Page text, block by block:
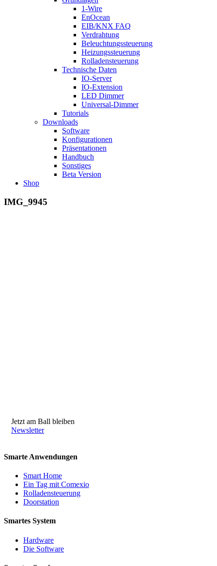
1-Wire
EnOcean
EIB/KNX FAQ
Verdrahtung
Beleuchtungssteuerung
Heizungssteuerung
Rolladensteuerung
Technische Daten
IO-Server
IO-Extension
LED Dimmer
Universal-Dimmer
Tutorials
Downloads
Software
Konfigurationen
Präsentationen
Handbuch
Sonstiges
Beta Version
Shop
IMG_9945
Jetzt am Ball bleiben
Newsletter
Smarte Anwendungen
Smart Home
Ein Tag mit Comexio
Rolladensteuerung
Doorstation
Smartes System
Hardware
Die Software